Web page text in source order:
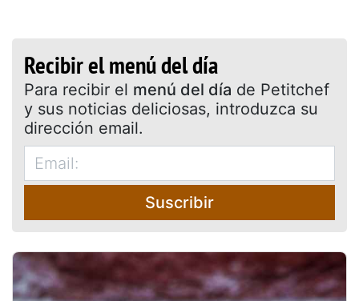
Recibir el menú del día
Para recibir el menú del día de Petitchef
y sus noticias deliciosas, introduzca su
dirección email.
Suscribir